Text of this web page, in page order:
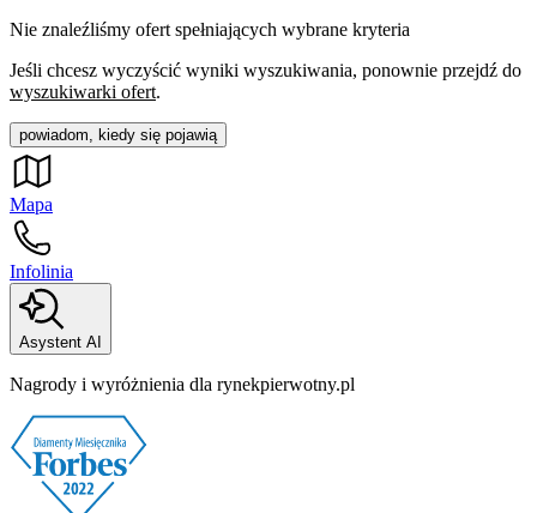
Nie znaleźliśmy ofert spełniających wybrane kryteria
Jeśli chcesz wyczyścić wyniki wyszukiwania, ponownie przejdź do
wyszukiwarki ofert.
powiadom, kiedy się pojawią
Mapa
Infolinia
Asystent AI
Nagrody i wyróżnienia dla rynekpierwotny.pl